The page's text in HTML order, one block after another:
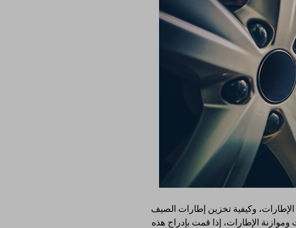
وكيفية تخزين إطارات الصيف
الإطارات، إذا قمت بإدراج هذه